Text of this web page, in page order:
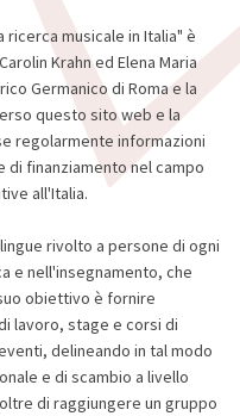
musicale in Italia" è
Krahn ed Elena Maria
Germanico di Roma e la
questo sito web e la
regolarmente informazioni
finanziamento nel campo
all'Italia.
rivolto a persone di ogni
e nell'insegnamento, che
obiettivo è fornire
lavoro, stage e corsi di
delineando in tal modo
e di scambio a livello
di raggiungere un gruppo